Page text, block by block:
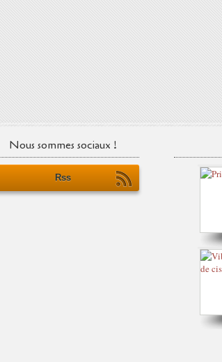
Nous sommes sociaux !
Rss